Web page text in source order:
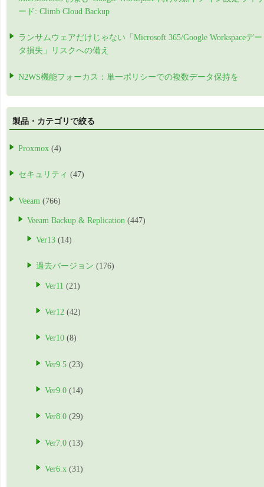
ード: Climb Cloud Backup
ランサムウェアだけじゃない「Microsoft 365/Google Workspaceデー
タ損失」リスクへの備え
N2WS機能フォーカス：単一ポリシーでの複数データ保持を
製品・カテゴリで絞る
Proxmox (4)
セキュリティ (47)
Veeam (766)
Veeam Backup & Replication (447)
Ver13 (14)
過去バージョン (176)
Ver11 (21)
Ver12 (42)
Ver10 (8)
Ver9.5 (23)
Ver9.0 (14)
Ver8.0 (29)
Ver7.0 (13)
Ver6.x (31)